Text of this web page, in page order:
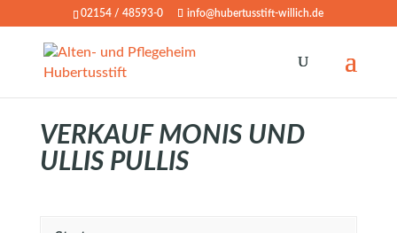
02154 / 48593-0 info@hubertusstift-willich.de
VERKAUF MONIS UND
ULLIS PULLIS